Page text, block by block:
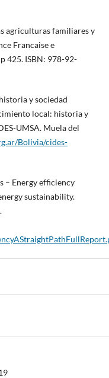
agriculturas familiares y
Francaise e
425. ISBN: 978-92-
y sociedad
local: historia y
UMSA. Muela del
Bolivia/cides-
– Energy efficiency
sustainability.